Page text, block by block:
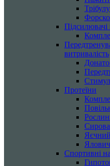
витривалість
Протеїни
Спортивні